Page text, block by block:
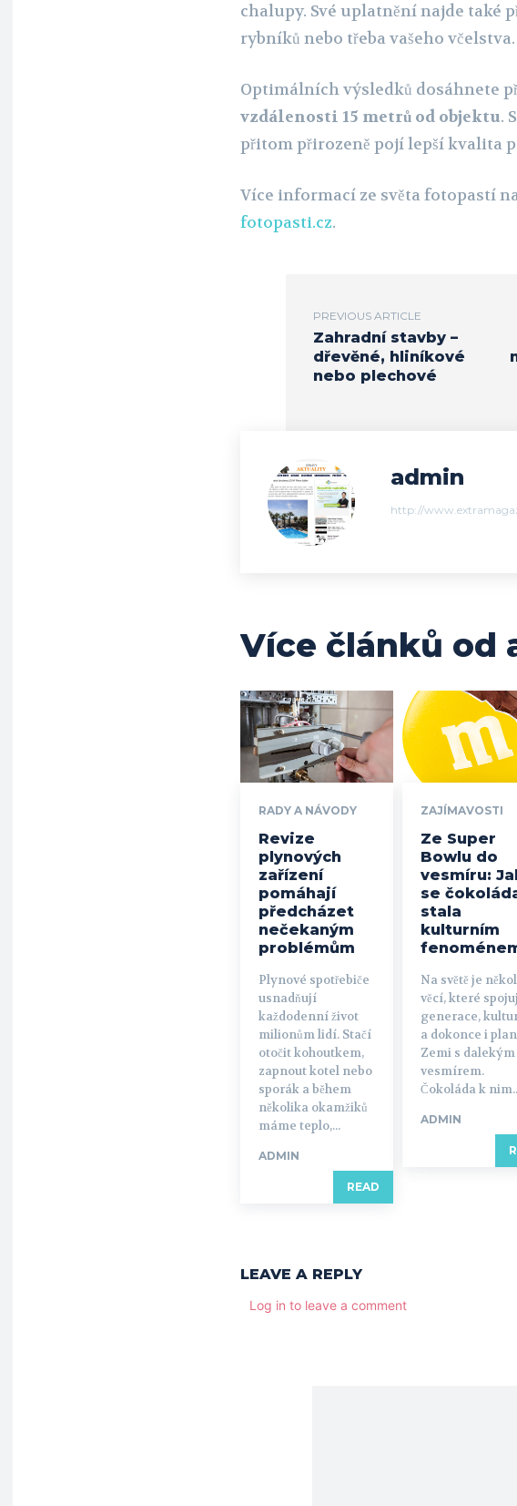
chalupy. Své uplatnění najde také
rybníků nebo třeba vašeho včelstva.
Optimálních výsledků dosáhnete
vzdálenosti 15 metrů od objektu.
přitom přirozeně pojí lepší kvalita
Více informací ze světa fotopastí
fotopasti.cz.
PREVIOUS ARTICLE
Zahradní stavby –
dřevěné, hliníkové
nebo plechové
admin
http://
Více článků od
RADY A NÁVODY
Revize
plynových
zařízení
pomáhají
předcházet
nečekaným
problémům
Plynové spotřebiče
usnadňují
každodenní život
milionům lidí. Stačí
otočit kohoutkem,
zapnout kotel nebo
sporák a během
několika okamžiků
máme teplo,...
ADMIN
READ
ZAJÍMAVOSTI
Ze Super
Bowlu do
vesmíru:
se
stala
kulturním
Na světě je
věcí, které
generace,
a dokonce i
Zemi s dalekým
vesmírem.
Čokoláda k
ADMIN
LEAVE A REPLY
Log in to leave a comment